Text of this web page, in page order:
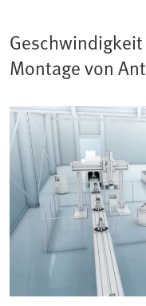
Montage von